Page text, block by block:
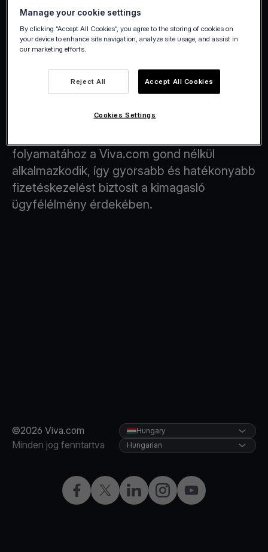
hálózatok számára a fizetések kezelésére.
Checkout folyamatok az “Érintéssel
folyamatához a Viva.com gond nélkül
alkalmazkodik, így gyorsabb és hatékonyabb
fizetéskezelést biztosít a kimagasló
ügyfélélmény érdekében.
©2026 Viva.com
Minden jog fenntartva
FacebookTwitterLinkedInInstagramYouTube
Hungary
Hungarian
Manage your cookie settings
By clicking “Accept All Cookies”, you agree to the storing of cookies on
your device to enhance site navigation, analyze site usage, and assist in
our marketing efforts.
Reject All Accept All Cookies
Cookies Settings